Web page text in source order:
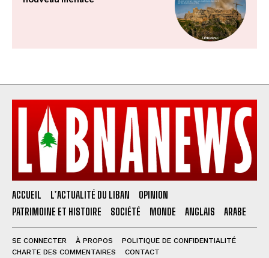
ACCUEIL L’ACTUALITÉ DU LIBAN
OPINION
PATRIMOINE ET HISTOIRE
SOCIÉTÉ MONDE ANGLAIS ARABE
SE CONNECTER À PROPOS
POLITIQUE DE CONFIDENTIALITÉ
CHARTE DES COMMENTAIRES
CONTACT